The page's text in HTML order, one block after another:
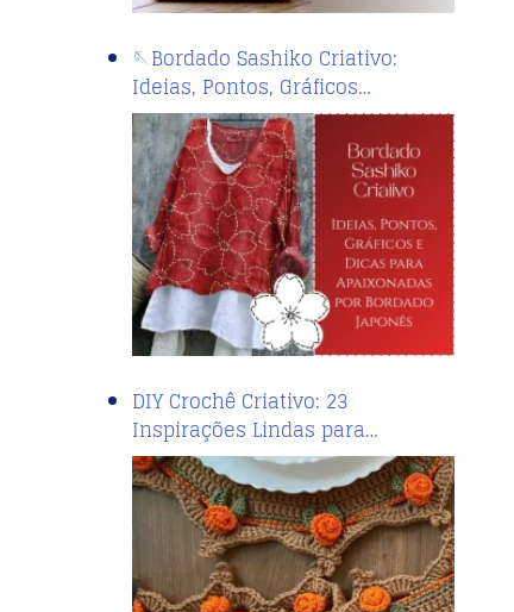
🪡Bordado Sashiko Criativo:
Ideias, Pontos, Gráficos…
DIY Crochê Criativo: 23
Inspirações Lindas para…